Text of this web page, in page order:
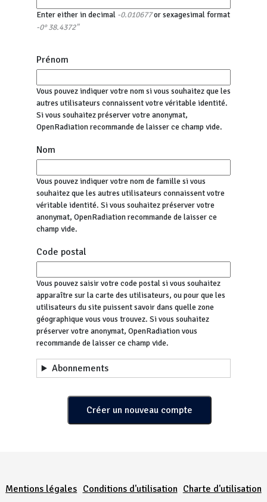
Enter either in decimal -0.010677or sexagesimal format
-0° 38.4372"
Prénom
Vous pouvez indiquer votre nom si vous souhaitez que les
autres utilisateurs connaissent votre véritable identité.
Si vous souhaitez préserver votre anonymat,
OpenRadiation recommande de laisser ce champ vide.
Nom
Vous pouvez indiquer votre nom de famille si vous
souhaitez que les autres utilisateurs connaissent votre
véritable identité. Si vous souhaitez préserver votre
anonymat, OpenRadiation recommande de laisser ce
champ vide.
Code postal
Vous pouvez saisir votre code postal si vous souhaitez
apparaître sur la carte des utilisateurs, ou pour que les
utilisateurs du site puissent savoir dans quelle zone
géographique vous vous trouvez. Si vous souhaitez
préserver votre anonymat, OpenRadiation vous
recommande de laisser ce champ vide.
Abonnements
Mentions légales Conditions d'utilisation Charte d'utilisation